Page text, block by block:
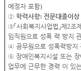
예정자 포함)
② 학력사항:전문대졸이상
③「사회복지사업법 」제2조
임직원으로 성폭 력 방지
④ 공무원으로 성폭력방
⑤ 장애인복지시설 또는
업무에 근무한 경력 이 있